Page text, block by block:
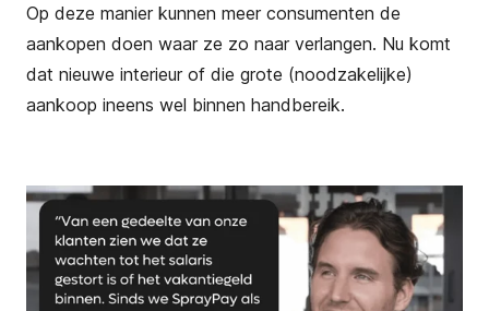
Op deze manier kunnen meer consumenten de
aankopen doen waar ze zo naar verlangen. Nu komt
dat nieuwe interieur of die grote (noodzakelijke)
aankoop ineens wel binnen handbereik.